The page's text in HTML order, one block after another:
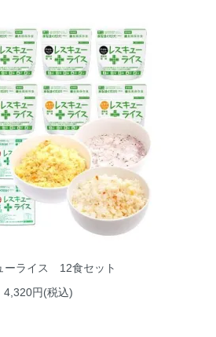
ーライス 12食セット
4,320円(税込)